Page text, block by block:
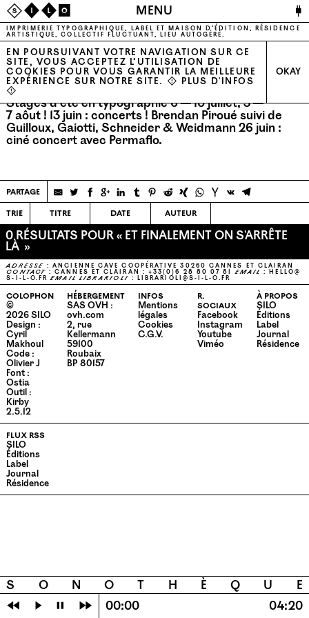
SIL O MENU 🔌
IMPRIMERIE TYPOGRAPHIQUE, LABEL ET MAISON D’ÉDITION, RÉSIDENCE
ARTISTIQUE, COLLECTIF FLUCTUANT, LIEU AUTOGÉRÉ.
EN POURSUIVANT VOTRE NAVIGATION SUR CE
SITE, VOUS ACCEPTEZ L’UTILISATION DE
COOKIES POUR VOUS GARANTIR LA MEILLEURE
EXPÉRIENCE SUR NOTRE SITE. ⚠ PLUS D'INFOS
⚠
OKAY
Stages d’été en typographie 6 — 10 juillet, 3 —
7 aôut !13 juin : concerts ! Brendan Piroué suivi de
Guilloux, Gaiotti, Schneider & Weidmann26 juin :
ciné concert avec Permaflo.
partage
trie
titre date auteur
0 RÉSULTATS POUR « ET FINALEMENT ON S'ARRÊTE
LÀ »
ADRESSE : ANCIENNE CAVE COOPÉRATIVE 30260 CANNES ET CLAIRAN
CONTACT : CANNES ET CLAIRAN : +33(0)6 28 80 07 81EMAIL :HELLO@​
S-​I-​L-​O.​FR EMAIL LIBRARIOLI : LIBRARIOLI@​S-​I-​L-​O.​FR
colophon
©
2026SILO
Design :
Cyril
Makhoul
Code :
Olivier J
Font :
Ostia
Outil :
Kirby
2.5.12
hébergement
SAS OVH :
ovh.com
2, rue
Kellermann
59100
Roubaix
BP 80157
infos
Mentions
légales
Cookies
C.G.V.
r.
sociaux
Facebook
Instagram
Youtube
Viméo
à propos
SILO
Éditions
Label
Journal
Résidence
flux rss
SILO
Éditions
Label
Journal
Résidence
S O N O T H È Q U
E
⏪
⏵ ⏸ ⏩ 00:00 04:20